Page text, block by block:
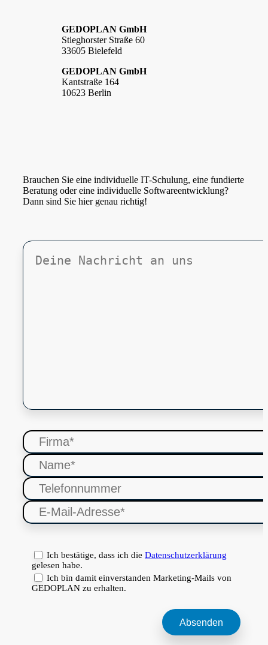
GEDOPLAN GmbH
Stieghorster Straße 60
33605 Bielefeld
GEDOPLAN GmbH
Kantstraße 164
10623 Berlin
Brauchen Sie eine individuelle IT-Schulung, eine fundierte
Beratung oder eine individuelle Softwareentwicklung?
Dann sind Sie hier genau richtig!
Ich bestätige, dass ich die Datenschutzerklärung
gelesen habe.
Ich bin damit einverstanden Marketing-Mails von
GEDOPLAN zu erhalten.